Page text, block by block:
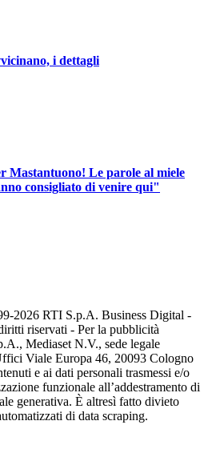
i dettagli
Mastantuono! Le parole al miele
consigliato di venire qui"
2026 RTI S.p.A. Business Digital -
riservati - Per la pubblicità
Mediaset N.V., sede legale
Viale Europa 46, 20093 Cologno
e ai dati personali trasmessi e/o
funzionale all’addestramento di
generativa. È altresì fatto divieto
di data scraping.